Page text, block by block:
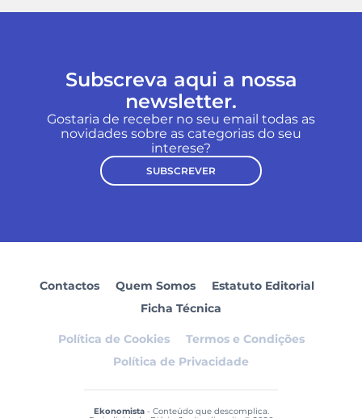
Subscreva aqui a nossa
newsletter.
Gostaria de receber no seu email todas as
novidades sobre as categorias do seu
interese?
SUBSCREVER
Contactos Quem Somos
Estatuto Editorial
Ficha Técnica
Política de Cookies
Termos e Condições
Política de Privacidade
Ekonomista- Conteúdo que descomplica.